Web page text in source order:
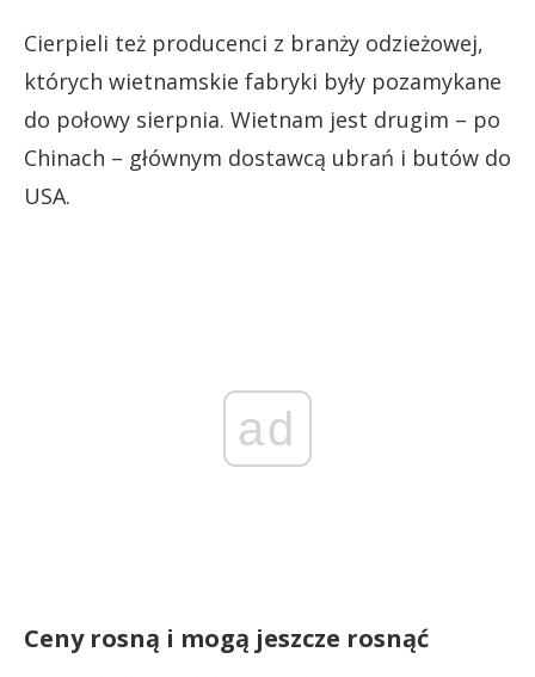
Cierpieli też producenci z branży odzieżowej,
których wietnamskie fabryki były pozamykane
do połowy sierpnia. Wietnam jest drugim – po
Chinach – głównym dostawcą ubrań i butów do
USA.
ad
Ceny rosną i mogą jeszcze rosnąć